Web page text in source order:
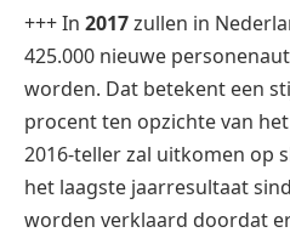
+++ In 2017zullen in
425.000 nieuwe
worden. Dat betekent een
procent ten opzichte van
2016-teller zal uitkomen op
het laagste jaarresultaat
worden verklaard doordat